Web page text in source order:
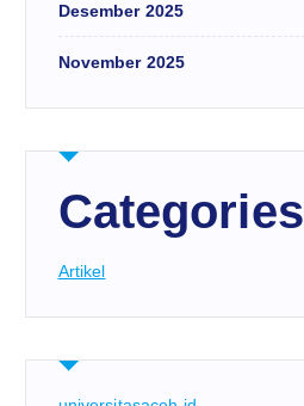
Desember 2025
November 2025
Categories
Artikel